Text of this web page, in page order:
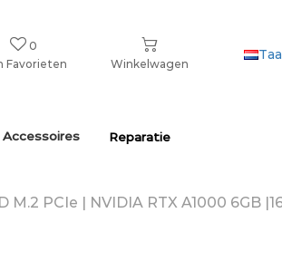
0
Favorieten
Winkelwagen
Reparatie
M.2 PCIe | NVIDIA RTX A1000 6GB